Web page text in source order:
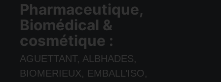
Pharmaceutique,
Biomédical &
cosmétique :
AGUETTANT, ALBHADES,
BIOMERIEUX, EMBALL’ISO,